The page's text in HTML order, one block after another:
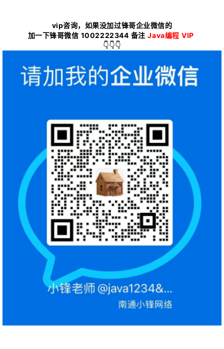
vip咨询，如果没加过锋哥企业微信的
加一下锋哥微信 1002222344 备注Java编程 VIP
👇👇👇